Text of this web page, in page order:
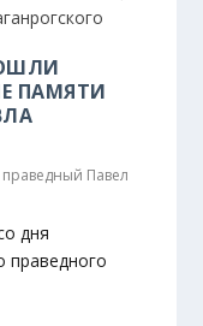
ПАМЯТИ
праведный Павел
дня
праведного